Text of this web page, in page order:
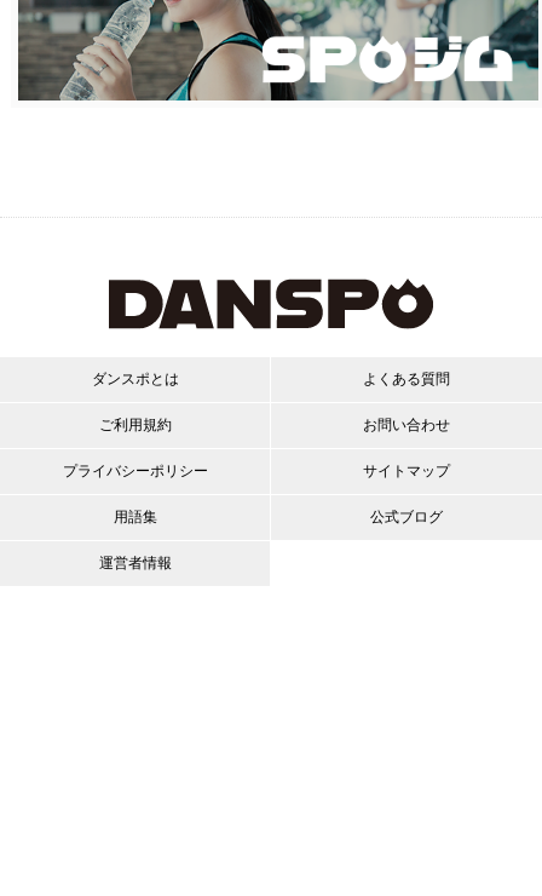
ダンスポとは
ご利用規約
プライバシーポリシー
用語集
運営者情報
よくある質問
お問い合わせ
サイトマップ
公式ブログ